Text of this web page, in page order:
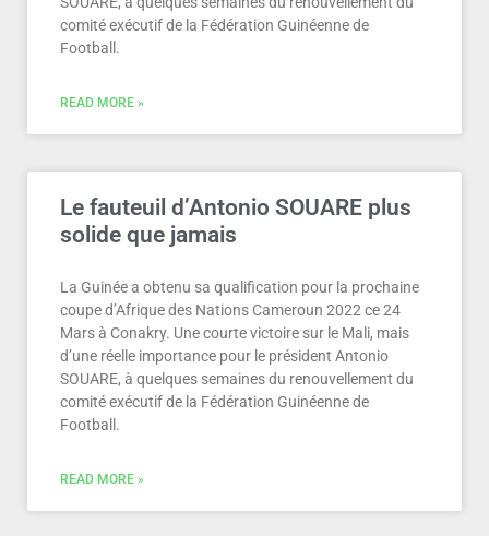
comité exécutif de la Fédération Guinéenne de
Football.
READ MORE »
Le fauteuil d’Antonio SOUARE plus
solide que jamais
La Guinée a obtenu sa qualification pour la prochaine
coupe d’Afrique des Nations Cameroun 2022 ce 24
Mars à Conakry. Une courte victoire sur le Mali, mais
d’une réelle importance pour le président Antonio
SOUARE, à quelques semaines du renouvellement du
comité exécutif de la Fédération Guinéenne de
Football.
READ MORE »